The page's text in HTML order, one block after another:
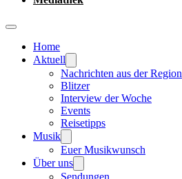
Home
Aktuell
Nachrichten aus der Region
Blitzer
Interview der Woche
Events
Reisetipps
Musik
Euer Musikwunsch
Über uns
Sendungen